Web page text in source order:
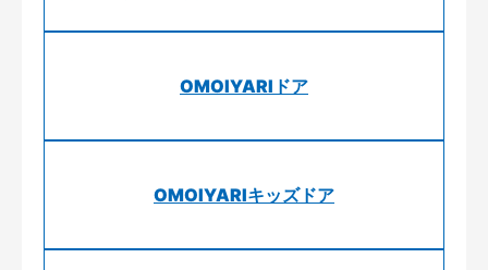
OMOIYARIドア
OMOIYARIキッズドア